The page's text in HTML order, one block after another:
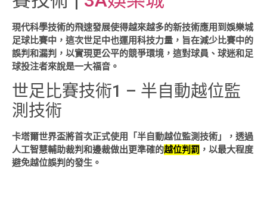
現代科學技術的飛速發展使得越來越多的新技術應用到娛樂城
足球比賽中，這次世足中也運用科技力量，旨在減少比賽中的
誤判和漏判，以實現更公平的競爭環境，這對球員、球迷和足
球投注者來說是一大福音。
世足比賽技術1 – 半自動越位監
測技術
卡塔爾世界盃將首次正式使用「半自動越位監測技術」，透過
人工智慧輔助裁判和邊裁做出更準確的越位判罰 ，以最大程度
避免越位誤判的發生。